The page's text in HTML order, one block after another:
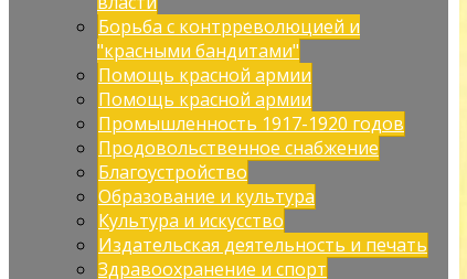
Борьба с контрреволюцией и
"красными бандитами"
Помощь красной армии
Помощь красной армии
Промышленность 1917-1920 годов
Продовольственное снабжение
Благоустройство
Образование и культура
Культура и искусство
Издательская деятельность и печать
Здравоохранение и спорт